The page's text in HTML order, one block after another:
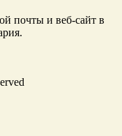
почты и веб-сайт в